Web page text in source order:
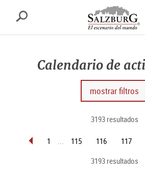
Inhalt
den
busca
Calendario de
mostrar filtros
3193 resultados
retroceder
página
1 ... 115 116 117
3193 resultados